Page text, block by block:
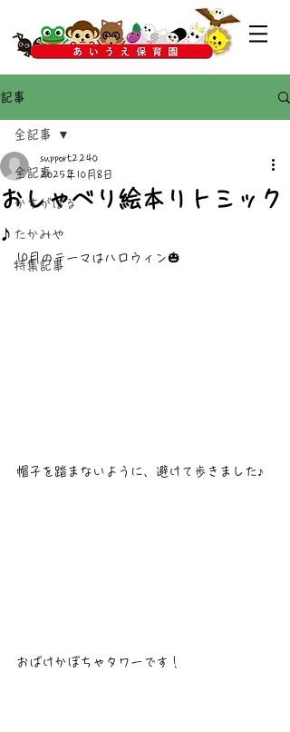
記事
全記事
かすがばる
たかみや
特集記事
全記事
おしゃべり絵本リトミック
♪
support2240
2025年10月8日
10月のテーマはハロウィン🎃
帽子を踏まないように、避けて歩きました♪
おばけかぼちゃタワーです！